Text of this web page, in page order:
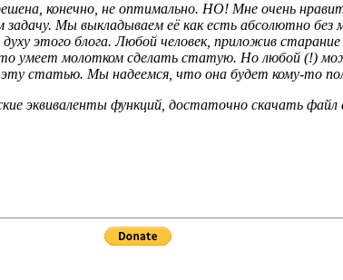
конечно, не оптимально. НО! Мне очень
Мы выкладываем её как есть абсолютно
этого блога. Любой человек, приложив
умеет молотком сделать статую. Но любой (!)
статью. Мы надеемся, что она будет кому-то
эквиваленты функций, достаточно скачать